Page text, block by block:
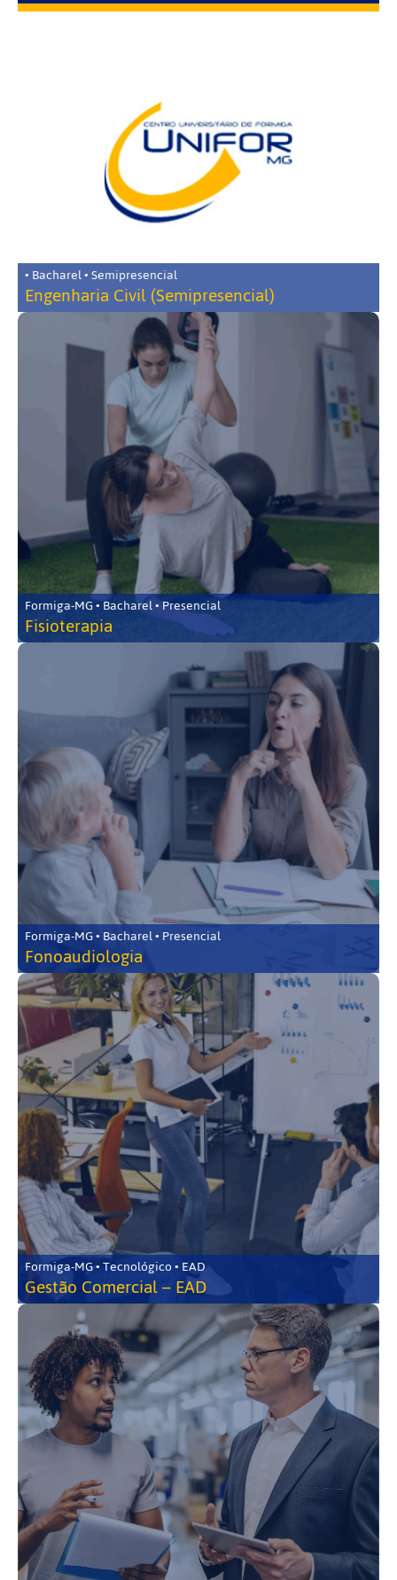
• Bacharel • Semipresencial
Engenharia Civil (Semipresencial)
Formiga-MG • Bacharel • Presencial
Fisioterapia
Formiga-MG • Bacharel • Presencial
Fonoaudiologia
Formiga-MG • Tecnológico • EAD
Gestão Comercial – EAD